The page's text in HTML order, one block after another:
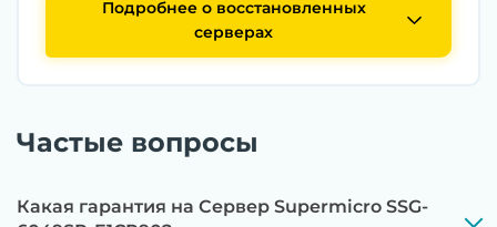
Подробнее о восстановленных
серверах
Частые вопросы
Какая гарантия на Сервер Supermicro SSG-